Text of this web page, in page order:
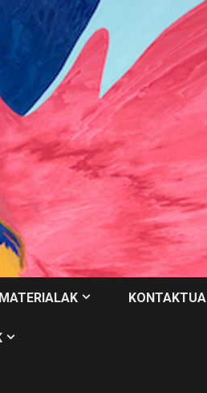
KONTAKTUA